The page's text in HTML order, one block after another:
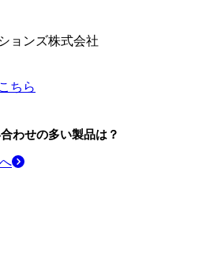
ョンズ株式会社
ちら
わせの多い製品は？